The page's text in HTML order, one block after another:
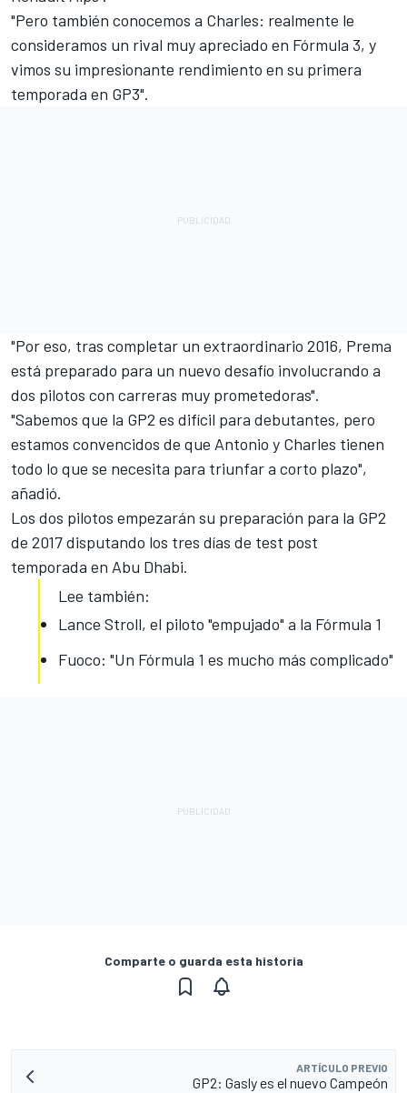
"Pero también conocemos a Charles: realmente le
consideramos un rival muy apreciado en Fórmula 3, y
vimos su impresionante rendimiento en su primera
temporada en GP3".
"Por eso, tras completar un extraordinario 2016, Prema
está preparado para un nuevo desafío involucrando a
dos pilotos con carreras muy prometedoras".
"Sabemos que la GP2 es difícil para debutantes, pero
estamos convencidos de que Antonio y Charles tienen
todo lo que se necesita para triunfar a corto plazo",
añadió.
Los dos pilotos empezarán su preparación para la GP2
de 2017 disputando los tres días de test post
temporada en Abu Dhabi.
Lee también:
Lance Stroll, el piloto "empujado" a la Fórmula 1
Fuoco: "Un Fórmula 1 es mucho más complicado"
Comparte o guarda esta historia
ARTÍCULO PREVIO
GP2: Gasly es el nuevo Campeón